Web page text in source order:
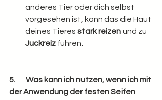
anderes Tier oder dich selbst
vorgesehen ist, kann das die Haut
deines Tieres stark reizen und zu
Juckreiz führen.
5.       Was kann ich nutzen, wenn ich mit
der Anwendung der festen Seifen